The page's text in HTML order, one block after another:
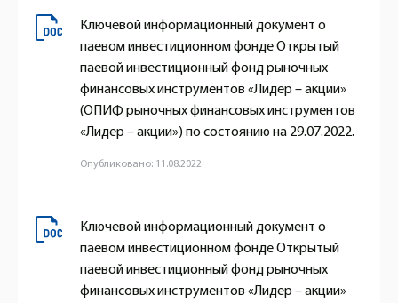
Ключевой информационный документ о
паевом инвестиционном фонде Открытый
паевой инвестиционный фонд рыночных
финансовых инструментов «Лидер – акции»
(ОПИФ рыночных финансовых инструментов
«Лидер – акции») по состоянию на 29.07.2022.
Опубликовано: 11.08.2022
Ключевой информационный документ о
паевом инвестиционном фонде Открытый
паевой инвестиционный фонд рыночных
финансовых инструментов «Лидер – акции»